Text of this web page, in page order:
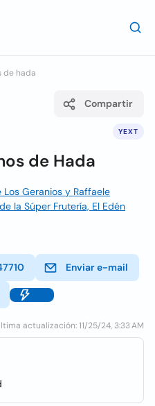
de hada
YEXT
Compartir
de Hada
Los Geranios y Raffaele
la Súper Frutería, El Edén
Enviar e-mail
actualización: 11/25/24, 3:33 AM